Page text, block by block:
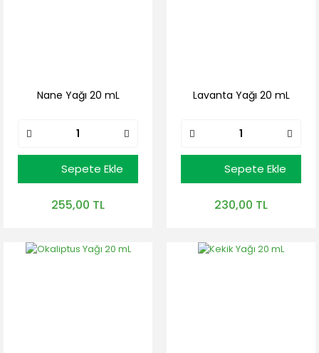
Nane Yağı 20 mL
Sepete Ekle
255,00 TL
Lavanta Yağı 20 mL
Sepete Ekle
230,00 TL